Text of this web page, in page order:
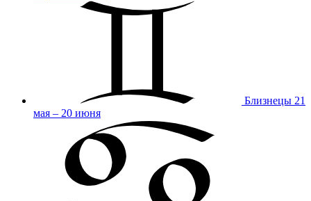
Близнецы 21
мая – 20 июня